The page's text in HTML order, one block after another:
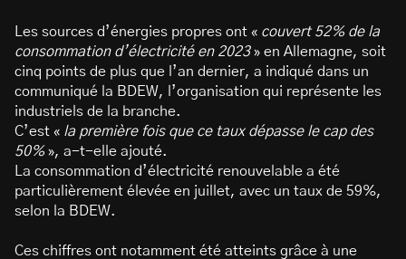
Les sources d’énergies propres ont « couvert 52% de la
consommation d’électricité en 2023» en Allemagne, soit
cinq points de plus que l’an dernier, a indiqué dans un
communiqué la BDEW, l’organisation qui représente les
industriels de la branche.
C’est « la première fois que ce taux dépasse le cap des
50% », a-t-elle ajouté.
La consommation d’électricité renouvelable a été
particulièrement élevée en juillet, avec un taux de 59%,
selon la BDEW.
Ces chiffres ont notamment été atteints grâce à une